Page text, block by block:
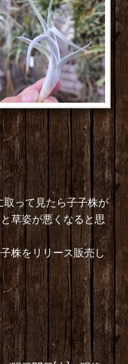
って見たら子子株が
草姿が悪くなると思
株をリリース販売し